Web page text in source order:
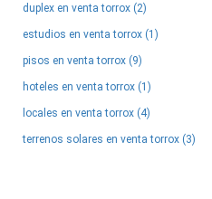
duplex en venta torrox (2)
estudios en venta torrox (1)
pisos en venta torrox (9)
hoteles en venta torrox (1)
locales en venta torrox (4)
terrenos solares en venta torrox (3)